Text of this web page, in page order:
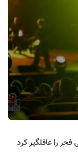
را غافلگیر کرد